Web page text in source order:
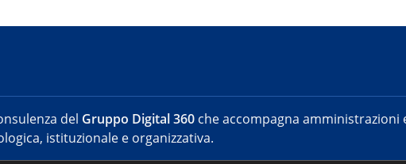
del Gruppo Digital 360 che accompagna amministrazioni
istituzionale e organizzativa.